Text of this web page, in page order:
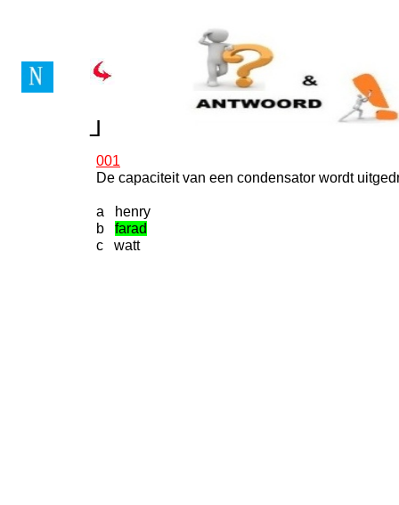
001
De capaciteit van een condensator wordt
a henry
b farad
c watt
┘
Vragenboek Novice
┘